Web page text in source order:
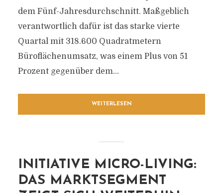
dem Fünf-Jahresdurchschnitt. Maßgeblich
verantwortlich dafür ist das starke vierte
Quartal mit 318.600 Quadratmetern
Büroflächenumsatz, was einem Plus von 51
Prozent gegenüber dem...
WEITERLESEN
INITIATIVE MICRO-LIVING:
DAS MARKTSEGMENT